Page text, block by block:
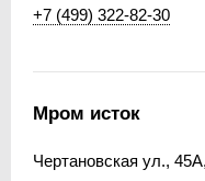
+7 (499) 322-82-30
Мром исток
Чертановская ул.,